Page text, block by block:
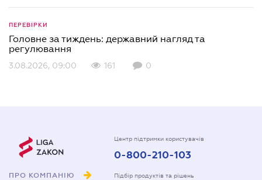
ПЕРЕВІРКИ
Головне за тиждень: державний нагляд та
регулювання
3.08.2026, 09:00 161 0
ПРО КОМПАНІЮ
Центр підтримки користувачів
0-800-210-103
Підбір продуктів та рішень